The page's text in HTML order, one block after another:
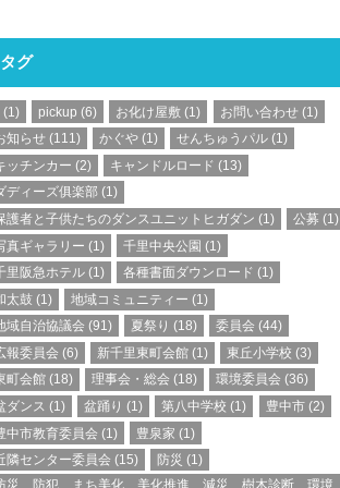
タグ
(1) pickup (6) お化け屋敷 (1) お問い合わせ(1)
知らせ (111) かぐや (1) せんちゅうパル (1)
ッチンカー (2) キャンドルロード (13)
ディーズ俱楽部 (1)
護者と子供たちのダンスユニットヒガダン (1) 公募 (1)
真ギャラリー (1) 千里中央公園 (1)
里阪急ホテル (1) 各種書面ダウンロード (1)
太鼓 (1) 地域コミュニティー (1)
域自治協議会 (91) 夏祭り (18) 委員会 (44)
報委員会 (6) 新千里東町会館 (1) 東丘小学校 (3)
町会館 (18) 理事会・総会 (18) 環境委員会 (36)
ダンス (1) 盆踊り (1) 第八中学校 (1) 豊中市(2)
中市教育委員会 (1) 豊泉家 (1)
隣センター委員会 (15) 防災 (1)
災、防犯、まち美化、美化推進、減災、樹木診断、環境